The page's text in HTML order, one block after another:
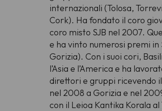
internazionali (Tolosa,
Cork). Ha fondato il coro
coro misto SJB nel 2007.
e ha vinto numerosi premi in
Gorizia). Con i suoi cori,
l’Asia e l’America e ha
direttori e gruppi ricevendo
nel 2008 a Gorizia e nel
con il Leioa Kantika Korala